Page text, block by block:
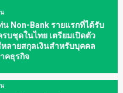
Non-Bank รายแรกที่ได้รับ
บชุดในไทย เตรียมเปิดตัว
ลายสกุลเงินสำหรับบุคคล
คธุรกิจ